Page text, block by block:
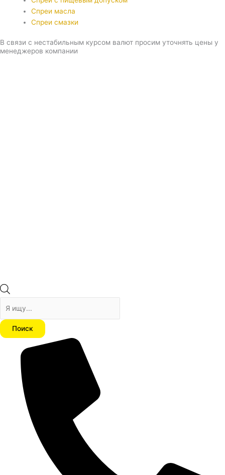
Спреи масла
Спреи смазки
В связи с нестабильным курсом валют просим уточнять цены у
менеджеров компании
Поиск